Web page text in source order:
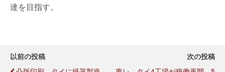
達を目指す。
以前の投稿 次の投稿